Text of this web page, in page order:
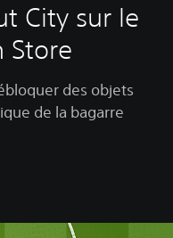
City sur le
Store
des objets
de la bagarre